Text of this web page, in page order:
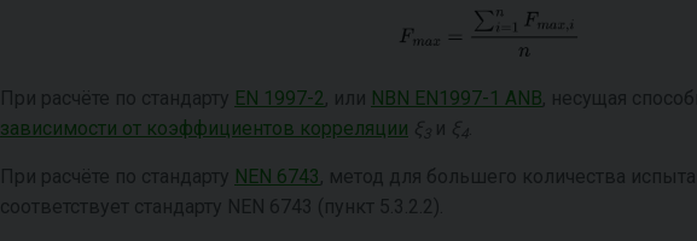
При расчёте по стандарту EN 1997-2, или NBN EN1997-1 ANB, несущая
зависимости от коэффициентов корреляции ξ 3 и ξ4
При расчёте по стандарту NEN 6743, метод для большего количества
соответствует стандарту NEN 6743 (пункт 5.3.2.2).